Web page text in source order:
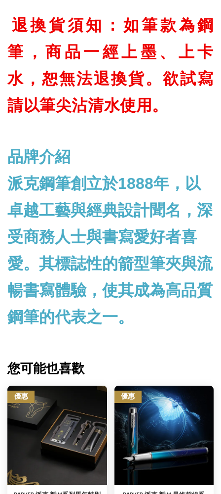
退換貨須知：如筆款為鋼
筆，商品一經上墨、上卡
水，恕無法退換貨。欲試寫
請以筆尖沾清水使用。
品牌介紹
派克鋼筆創立於1888年，以
卓越工藝與經典設計聞名，深
受商務人士與書寫愛好者喜
愛。其標誌性的箭型筆夾與流
暢書寫體驗，使其成為高品質
鋼筆的代表之一。
您可能也喜歡
優惠 優惠